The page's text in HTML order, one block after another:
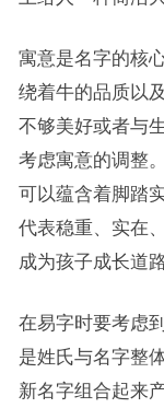
寓意是名字的核
绕着牛的品质以
不够美好或者与
考虑寓意的调整
可以蕴含着脚踏
代表稳重、实在
成为孩子成长道
在易字时要考虑
是姓氏与名字整
新名字组合起来